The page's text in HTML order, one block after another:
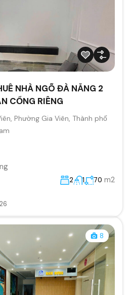
NHÀ NGÕ ĐÀ NẴNG 2
CỔNG RIÊNG
Phường Gia Viên, Thành phố
2 1 70 m2
8